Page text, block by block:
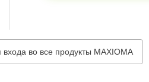
во все продукты MAXIOMA